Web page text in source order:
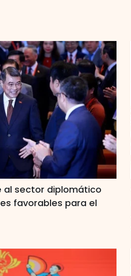
al sector diplomático
favorables para el